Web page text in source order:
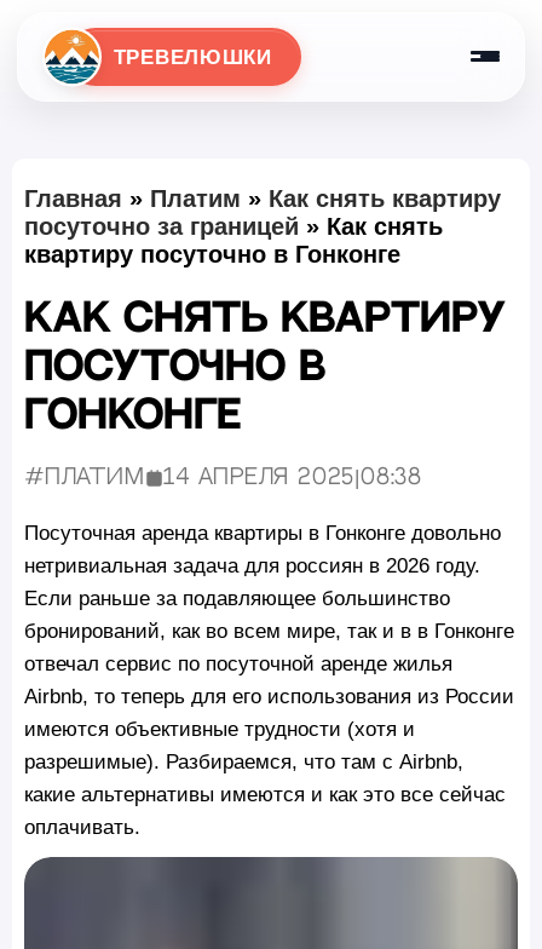
ТРЕВЕЛЮШКИ
Главная » Платим » Как снять квартиру
посуточно за границей » Как снять
квартиру посуточно в Гонконге
Как снять квартиру
посуточно в
Гонконге
#Платим Опубликовано:
14 апреля 2025 08:38
Посуточная аренда квартиры в Гонконге довольно
нетривиальная задача для россиян в 2026 году.
Если раньше за подавляющее большинство
бронирований, как во всем мире, так и в в Гонконге
отвечал сервис по посуточной аренде жилья
Airbnb, то теперь для его использования из России
имеются объективные трудности (хотя и
разрешимые). Разбираемся, что там с Airbnb,
какие альтернативы имеются и как это все сейчас
оплачивать.